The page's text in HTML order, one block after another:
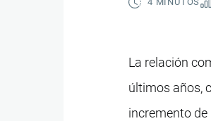
La relación
últimos años,
incremento